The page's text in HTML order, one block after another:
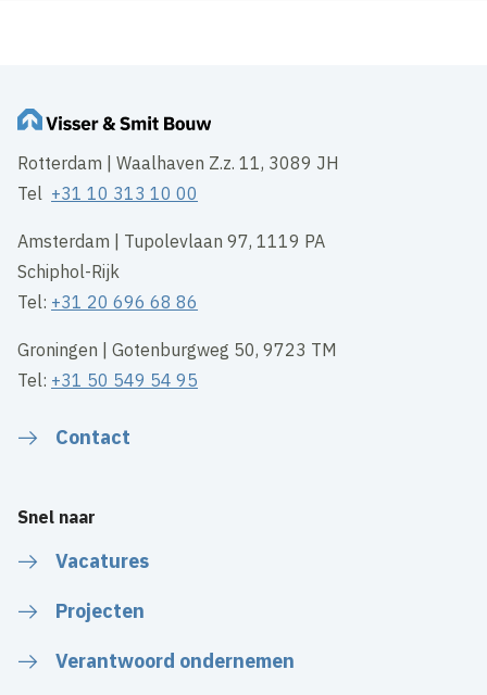
Rotterdam | Waalhaven Z.z. 11, 3089 JH
Tel +31 10 313 10 00
Amsterdam | Tupolevlaan 97, 1119 PA
Schiphol-Rijk
Tel: +31 20 696 68 86
Groningen | Gotenburgweg 50, 9723 TM
Tel: +31 50 549 54 95
Contact
Snel naar
Vacatures
Projecten
Verantwoord ondernemen